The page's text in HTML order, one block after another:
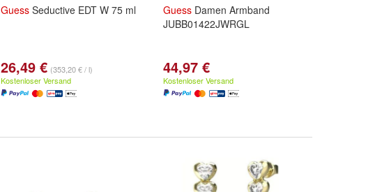
Guess Seductive EDT W 75 ml
26,49 € (353,20 € / l)
Kostenloser Versand
Guess Damen Armband
JUBB01422JWRGL
44,97 €
Kostenloser Versand